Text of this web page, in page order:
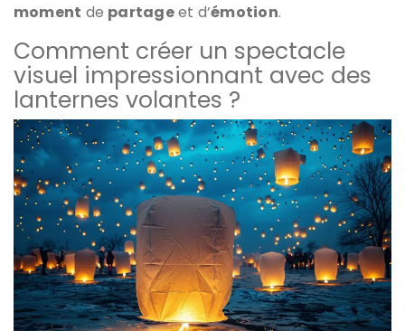
moment de partageet d’émotion.
Comment créer un spectacle
visuel impressionnant avec des
lanternes volantes ?